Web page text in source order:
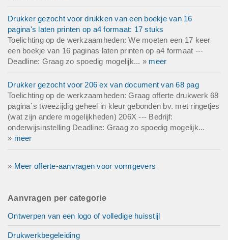
Drukker gezocht voor drukken van een boekje van 16
pagina's laten printen op a4 formaat: 17 stuks
Toelichting op de werkzaamheden: We moeten een 17 keer
een boekje van 16 paginas laten printen op a4 formaat ---
Deadline: Graag zo spoedig mogelijk... » meer
Drukker gezocht voor 206 ex van document van 68 pag
Toelichting op de werkzaamheden: Graag offerte drukwerk 68
pagina`s tweezijdig geheel in kleur gebonden bv. met ringetjes
(wat zijn andere mogelijkheden) 206X --- Bedrijf:
onderwijsinstelling Deadline: Graag zo spoedig mogelijk...
» meer
» Meer offerte-aanvragen voor vormgevers
Aanvragen per categorie
Ontwerpen van een logo of volledige huisstijl
Drukwerkbegeleiding